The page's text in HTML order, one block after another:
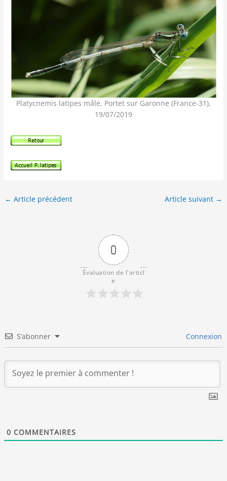
Platycnemis latipes mâle, Portet sur Garonne (France-31),
19/07/2019
← Article précédent Article suivant →
0
Évaluation de l'articl
e
S’abonner Connexion
0 COMMENTAIRES